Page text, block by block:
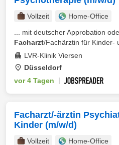
Vollzeit
Home-Office
... mit deutscher Approbation
Facharzt/Fachärztin für Kinder-
LVR-Klinik Viersen
Düsseldorf
vor 4 Tagen
Facharzt/-ärztin
Kinder (m/w/d)
Vollzeit
Home-Office